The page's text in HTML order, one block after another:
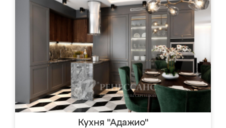
Кухня "Адажио"